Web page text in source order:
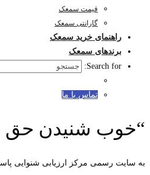
قیمت سمعک
گارانتی سمعک
راهنمای خرید سمعک
برندهای سمعک
Search for:
تماس با ما
“خوب شنیدن حق
به سایت رسمی مرکز ارزیابی شنوایی